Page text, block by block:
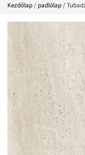
Kezdőlap/ padlólap/